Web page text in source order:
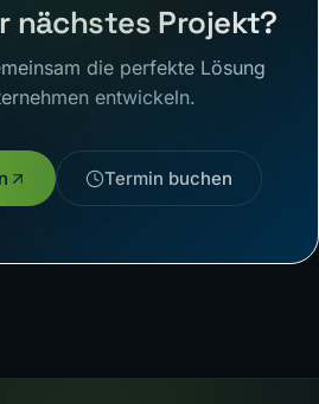
nächstes Projekt?
die perfekte Lösung
entwickeln.
Termin buchen